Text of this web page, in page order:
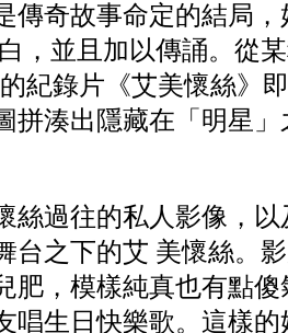
傳奇故事命定的結局
，並且加以傳誦。從
的紀錄片《艾美懷絲》
拼湊出隱藏在「明星
絲過往的私人影像，
台之下的艾 美懷絲。
肥，模樣純真也有點
唱生日快樂歌。這樣